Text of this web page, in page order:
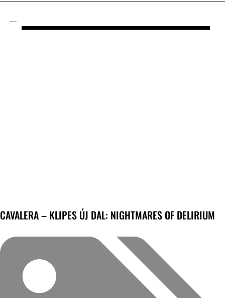
CAVALERA – KLIPES ÚJ DAL: NIGHTMARES OF DELIRIUM